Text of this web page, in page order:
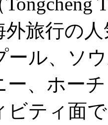
外旅行の
ール、ソ
ー、ホー
ビティ面